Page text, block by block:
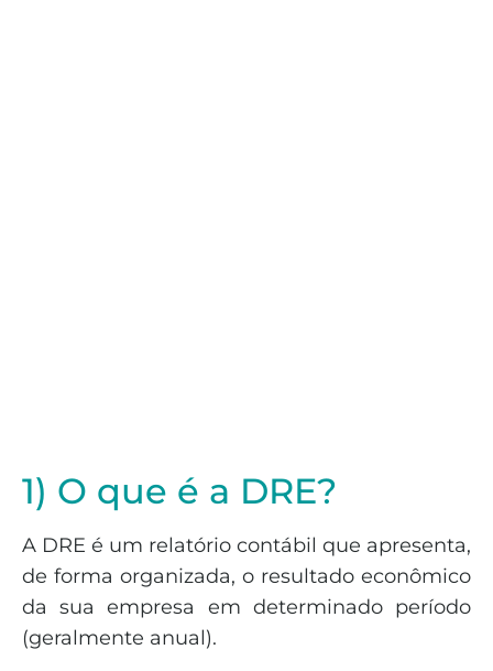
1) O que é a DRE?
A DRE é um relatório contábil que apresenta,
de forma organizada, o resultado econômico
da sua empresa em determinado período
(geralmente anual).